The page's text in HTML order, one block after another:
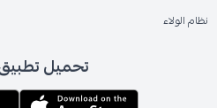
نظام الولاء
تحميل